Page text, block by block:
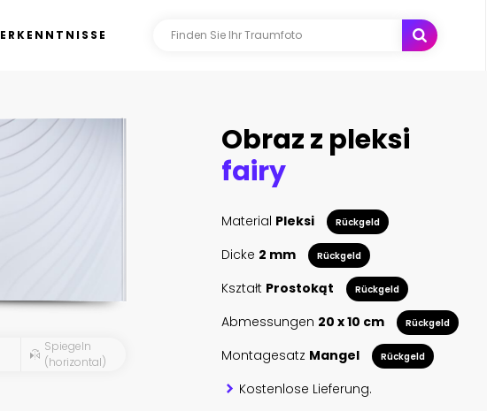
ERKENNTNISSE
Spiegeln
(horizontal)
Obraz z pleksi
fairy
Material Pleksi Rückgeld
Dicke 2 mm Rückgeld
Kształt Prostokąt Rückgeld
Abmessungen 20 x 10 cm Rückgeld
Montagesatz Mangel Rückgeld
Kostenlose Lieferung.